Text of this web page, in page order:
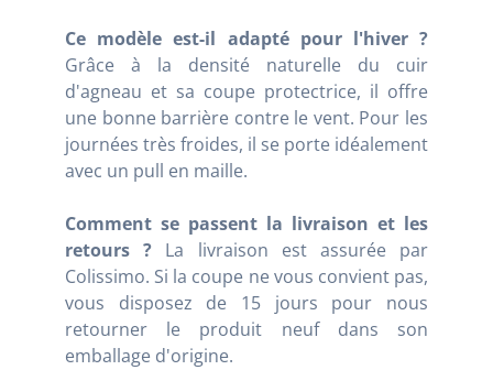
Ce modèle est-il adapté pour l'hiver ?
Grâce à la densité naturelle du cuir
d'agneau et sa coupe protectrice, il offre
une bonne barrière contre le vent. Pour les
journées très froides, il se porte idéalement
avec un pull en maille.
Comment se passent la livraison et les
retours ? La livraison est assurée par
Colissimo. Si la coupe ne vous convient pas,
vous disposez de 15 jours pour nous
retourner le produit neuf dans son
emballage d'origine.